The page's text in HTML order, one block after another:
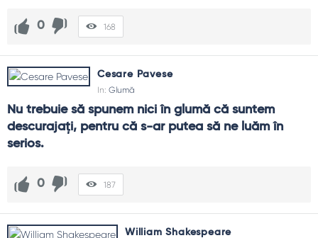
0 168
Cesare Pavese
In: Glumă
Nu trebuie să spunem nici în glumă că suntem
descurajaţi, pentru că s-ar putea să ne luăm în
serios.
0 187
William Shakespeare